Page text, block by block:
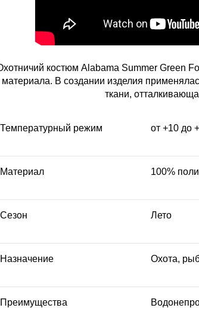
костюм Alabama Summer Green
материала. В создании изделия
ткани,
Температурный режим от +10 до
Материал 100%
Сезон Лето
Назначение Охота,
Преимущества